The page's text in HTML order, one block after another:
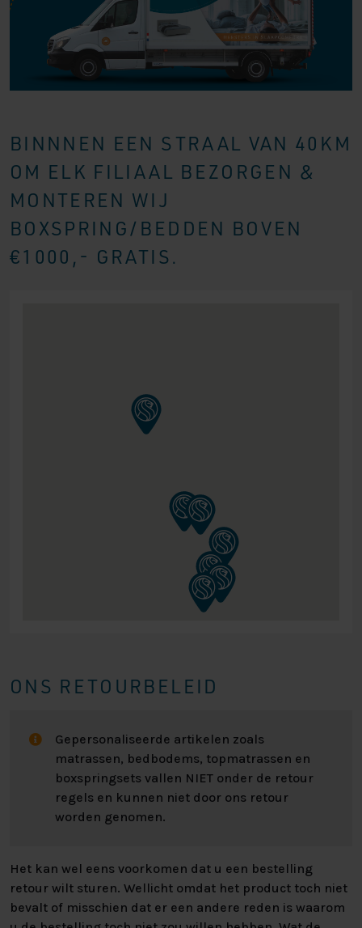
BINNNEN EEN STRAAL VAN 40KM
OM ELK FILIAAL BEZORGEN &
MONTEREN WIJ
BOXSPRING/BEDDEN BOVEN
€1000,- GRATIS.
ONS RETOURBELEID
Gepersonaliseerde artikelen zoals
matrassen, bedbodems, topmatrassen en
boxspringsets vallen NIET onder de retour
regels en kunnen niet door ons retour
worden genomen.
Het kan wel eens voorkomen dat u een bestelling
retour wilt sturen. Wellicht omdat het product toch niet
bevalt of misschien dat er een andere reden is waarom